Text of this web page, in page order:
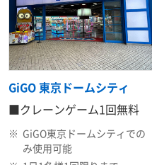
GiGO 東京ドームシティ
■クレーンゲーム1回無料
※ GiGO東京ドームシティでの
み使用可能